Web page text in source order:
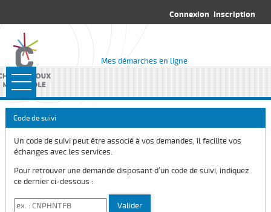
Mes démarches en ligne
Connexion Inscription
Ouvrir le menu
Accueil
Mes fiches
Code de suivi
Un code de suivi peut être associé à vos demandes, il facilite vos
échanges avec les services.
Pour retrouver une demande disposant d’un code de suivi, indiquez
ce dernier ci-dessous :
Code de suivi
Valider